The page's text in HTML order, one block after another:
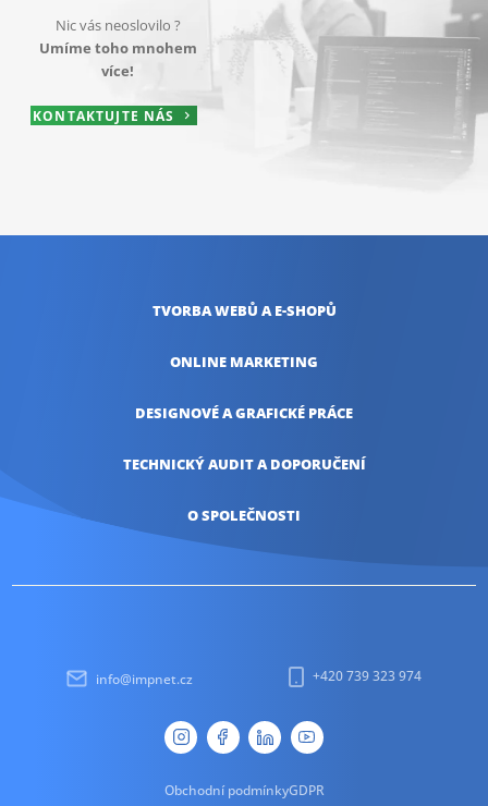
Nic vás neoslovilo ?
Umíme toho mnohem
více!
KONTAKTUJTE NÁS
TVORBA WEBŮ A E-SHOPŮ
ONLINE MARKETING
DESIGNOVÉ AGRAFICKÉ PRÁCE
TECHNICKÝ AUDITA DOPORUČENÍ
O SPOLEČNOSTI
info@impnet.cz +420 739 323 974
Obchodní podmínkyGDPR